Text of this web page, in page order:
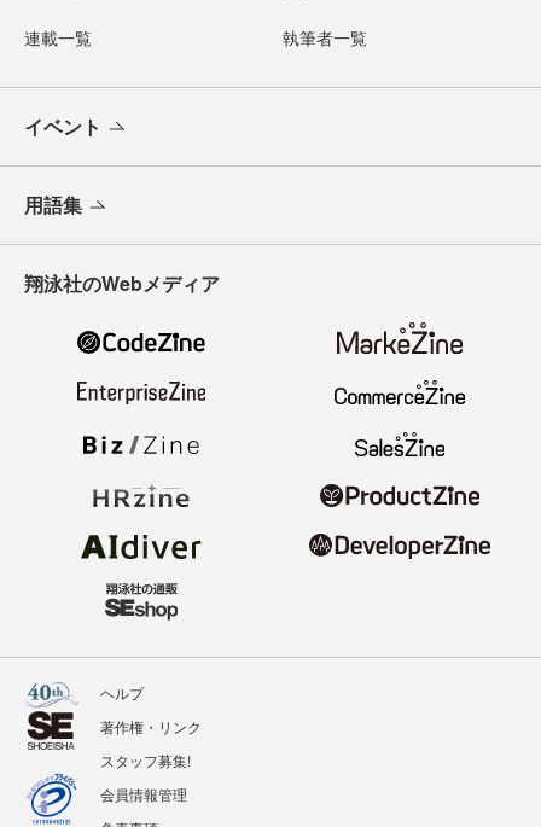
連載一覧 執筆者一覧
イベント
用語集
翔泳社のWebメディア
ヘルプ
著作権・リンク
スタッフ募集!
会員情報管理